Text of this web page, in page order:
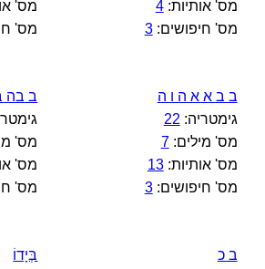
מס' אותיות:4
מס' חיפושים:3
מס'
מס'
ב ב א א ה ו ה
גימטריה: 22
מס' מילים:7
מס' אותיות:13
מס' חיפושים:3
ב בה
מס'
מס'
מס'
ב כ
בְּיָדוֹ